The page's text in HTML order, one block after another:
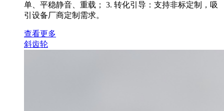
单、平稳静音、重载； 3. 转化引导：支持非标定制，吸
引设备厂商定制需求。
查看更多
斜齿轮